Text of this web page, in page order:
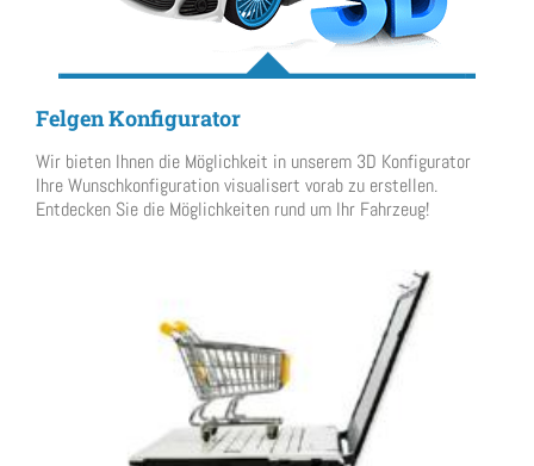
Felgen Konfigurator
Wir bieten Ihnen die Möglichkeit in unserem 3D Konfigurator
Ihre Wunschkonfiguration visualisert vorab zu erstellen.
Entdecken Sie die Möglichkeiten rund um Ihr Fahrzeug!